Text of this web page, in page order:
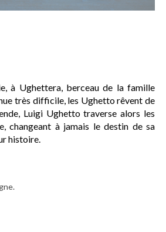
à Ughettera, berceau de la famille
très difficile, les Ughetto rêvent de
Luigi Ughetto traverse alors les
changeant à jamais le destin de sa
histoire.